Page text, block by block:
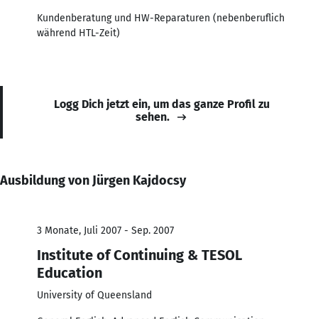
Kundenberatung und HW-Reparaturen (nebenberuflich
während HTL-Zeit)
Logg Dich jetzt ein, um das ganze Profil zu
sehen.
Ausbildung von Jürgen Kajdocsy
3 Monate, Juli 2007 - Sep. 2007
Institute of Continuing & TESOL
Education
University of Queensland